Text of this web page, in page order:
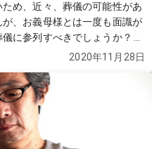
め、近々、葬儀の可能性があ
、お義母様とは一度も面識が
に参列すべきでしょうか？
2020年11月28日